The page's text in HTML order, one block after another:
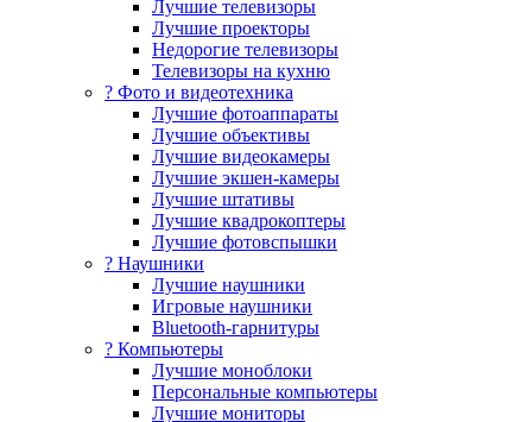
Лучшие телевизоры
Лучшие проекторы
Недорогие телевизоры
Телевизоры на кухню
? Фото и видеотехника
Лучшие фотоаппараты
Лучшие объективы
Лучшие видеокамеры
Лучшие экшен-камеры
Лучшие штативы
Лучшие квадрокоптеры
Лучшие фотовспышки
? Наушники
Лучшие наушники
Игровые наушники
Bluetooth-гарнитуры
?️ Компьютеры
Лучшие моноблоки
Персональные компьютеры
Лучшие мониторы